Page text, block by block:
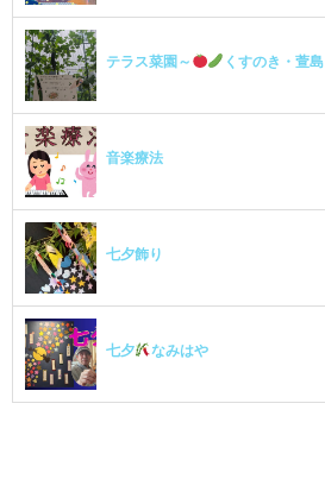
テラス菜園～ くすのき・萱島
音楽療法
七夕飾り
七夕 なみはや